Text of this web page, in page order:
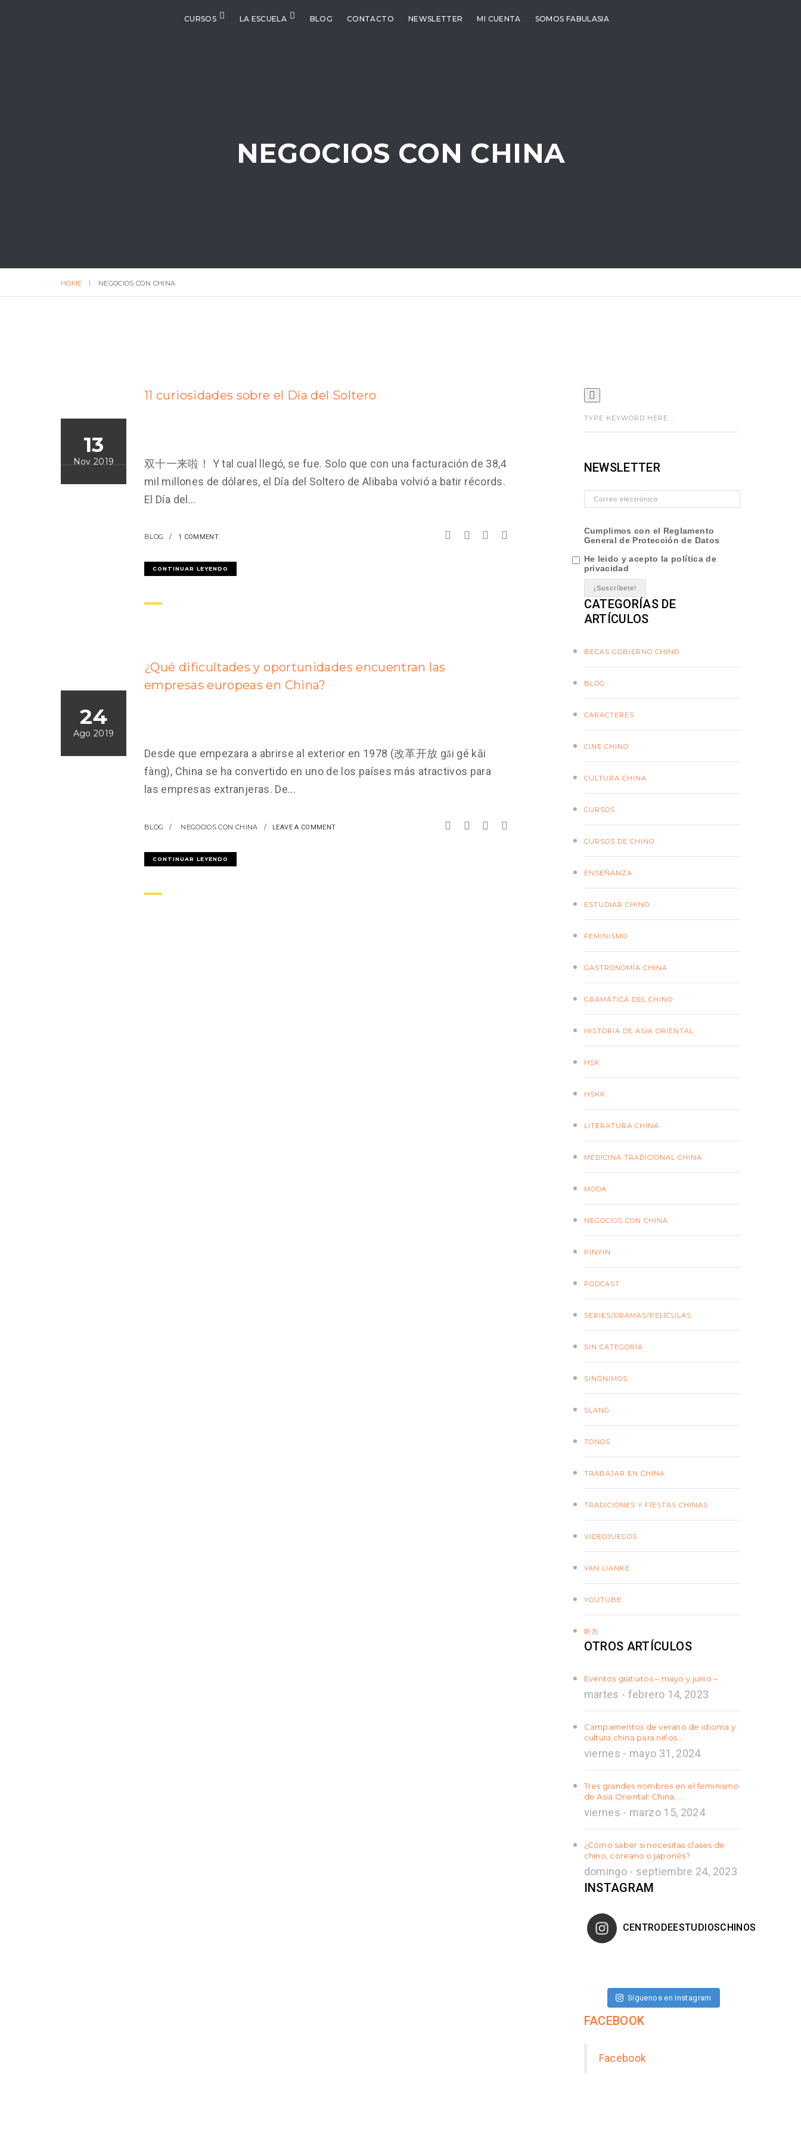
CURSOS LA ESCUELA BLOG CONTACTO NEWSLETTER MI CUENTA SOMOS FABULASIA
NEGOCIOS CON CHINA
HOME NEGOCIOS CON CHINA
13
Nov 2019
11 curiosidades sobre el Día del Soltero
双十一来啦！ Y tal cual llegó, se fue. Solo que con una facturación de 38,4
mil millones de dólares, el Día del Soltero de Alibaba volvió a batir récords.
El Día del...
BLOG 1 COMMENT
CONTINUAR LEYENDO
24
Ago 2019
¿Qué dificultades y oportunidades encuentran las
empresas europeas en China?
Desde que empezara a abrirse al exterior en 1978 (改革开放 gǎi gé kāi
fàng), China se ha convertido en uno de los países más atractivos para
las empresas extranjeras. De...
BLOG NEGOCIOS CON CHINA LEAVE A COMMENT
CONTINUAR LEYENDO
NEWSLETTER
Cumplimos con el Reglamento
General de Protección de Datos
He leido y acepto la política de
privacidad
CATEGORÍAS DE
ARTÍCULOS
BECAS GOBIERNO CHINO
BLOG
CARACTERES
CINE CHINO
CULTURA CHINA
CURSOS
CURSOS DE CHINO
ENSEÑANZA
ESTUDIAR CHINO
FEMINISMO
GASTRONOMÍA CHINA
GRAMÁTICA DEL CHINO
HISTORIA DE ASIA ORIENTAL
HSK
HSKK
LITERATURA CHINA
MEDICINA TRADICIONAL CHINA
MODA
NEGOCIOS CON CHINA
PINYIN
PODCAST
SERIES/DRAMAS/PELÍCULAS
SIN CATEGORÍA
SINÓNIMOS
SLANG
TONOS
TRABAJAR EN CHINA
TRADICIONES Y FIESTAS CHINAS
VIDEOJUEGOS
YAN LIANKE
YOUTUBE
听力
OTROS ARTÍCULOS
Eventos gratuitos – mayo y junio –
martes - febrero 14, 2023
Campamentos de verano de idioma y
cultura china para niños…
viernes - mayo 31, 2024
Tres grandes nombres en el feminismo
de Asia Oriental: China,…
viernes - marzo 15, 2024
¿Cómo saber si necesitas clases de
chino, coreano o japonés?
domingo - septiembre 24, 2023
INSTAGRAM
CENTRODEESTUDIOSCHINOS
Síguenos en Instagram
FACEBOOK
Facebook